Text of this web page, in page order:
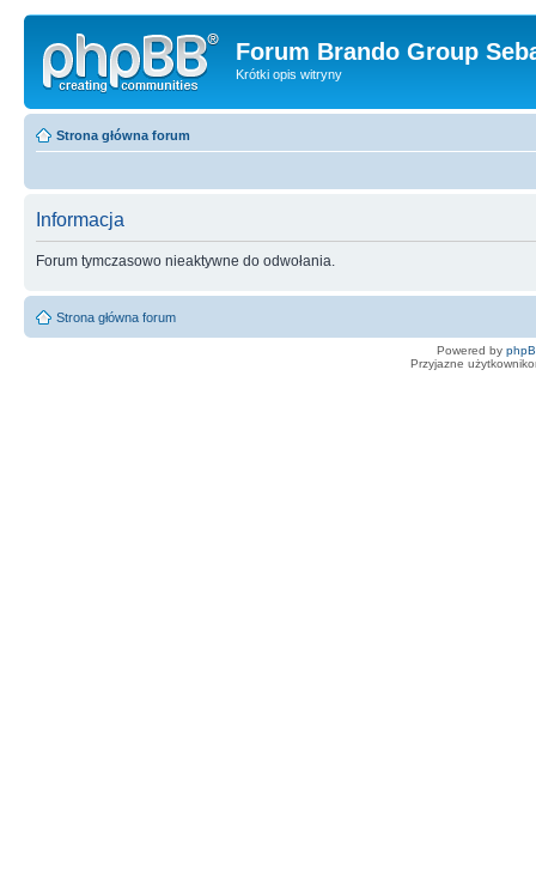
Forum Brando Group
Krótki opis witryny
Strona główna forum
Informacja
Forum tymczasowo nieaktywne do odwołania.
Strona główna forum
Powered by
Przyjazne